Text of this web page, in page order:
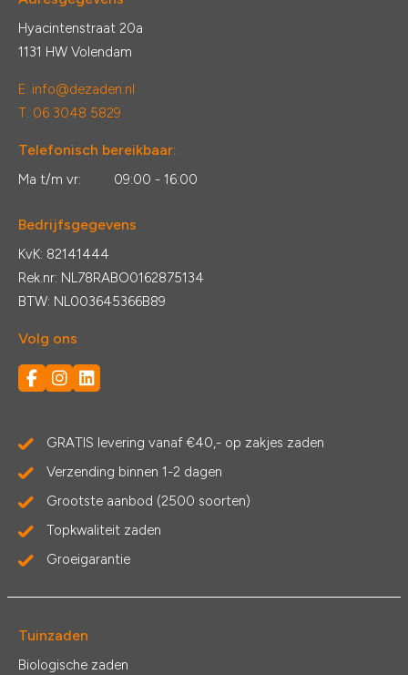
Hyacintenstraat 20a
1131 HW Volendam
E: info@dezaden.nl
T: 06 3048 5829
Telefonisch bereikbaar:
Ma t/m vr: 09:00 - 16:00
Bedrijfsgegevens
KvK: 82141444
Rek.nr: NL78RABO0162875134
BTW: NL003645366B89
Volg ons
GRATIS levering vanaf €40,- op zakjes zaden
Verzending binnen 1-2 dagen
Grootste aanbod (2500 soorten)
Topkwaliteit zaden
Groeigarantie
Tuinzaden
Biologische zaden